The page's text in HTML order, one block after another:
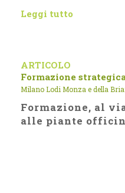
Leggi tutto
ARTICOLO
Formazione
Milano Lodi Monza e della
Formazione, al
alle piante